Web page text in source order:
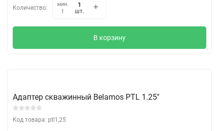
Количество:
мин.
1
шт.
В корзину
Адаптер скважинный Belamos PTL 1.25"
Код товара: ptl1,25